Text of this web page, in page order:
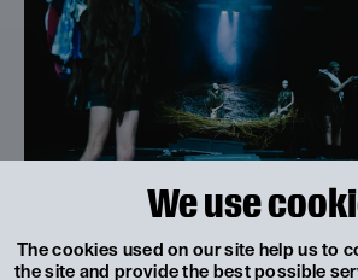
We use
The cookies used on our site help us to
the site and provide the best possible